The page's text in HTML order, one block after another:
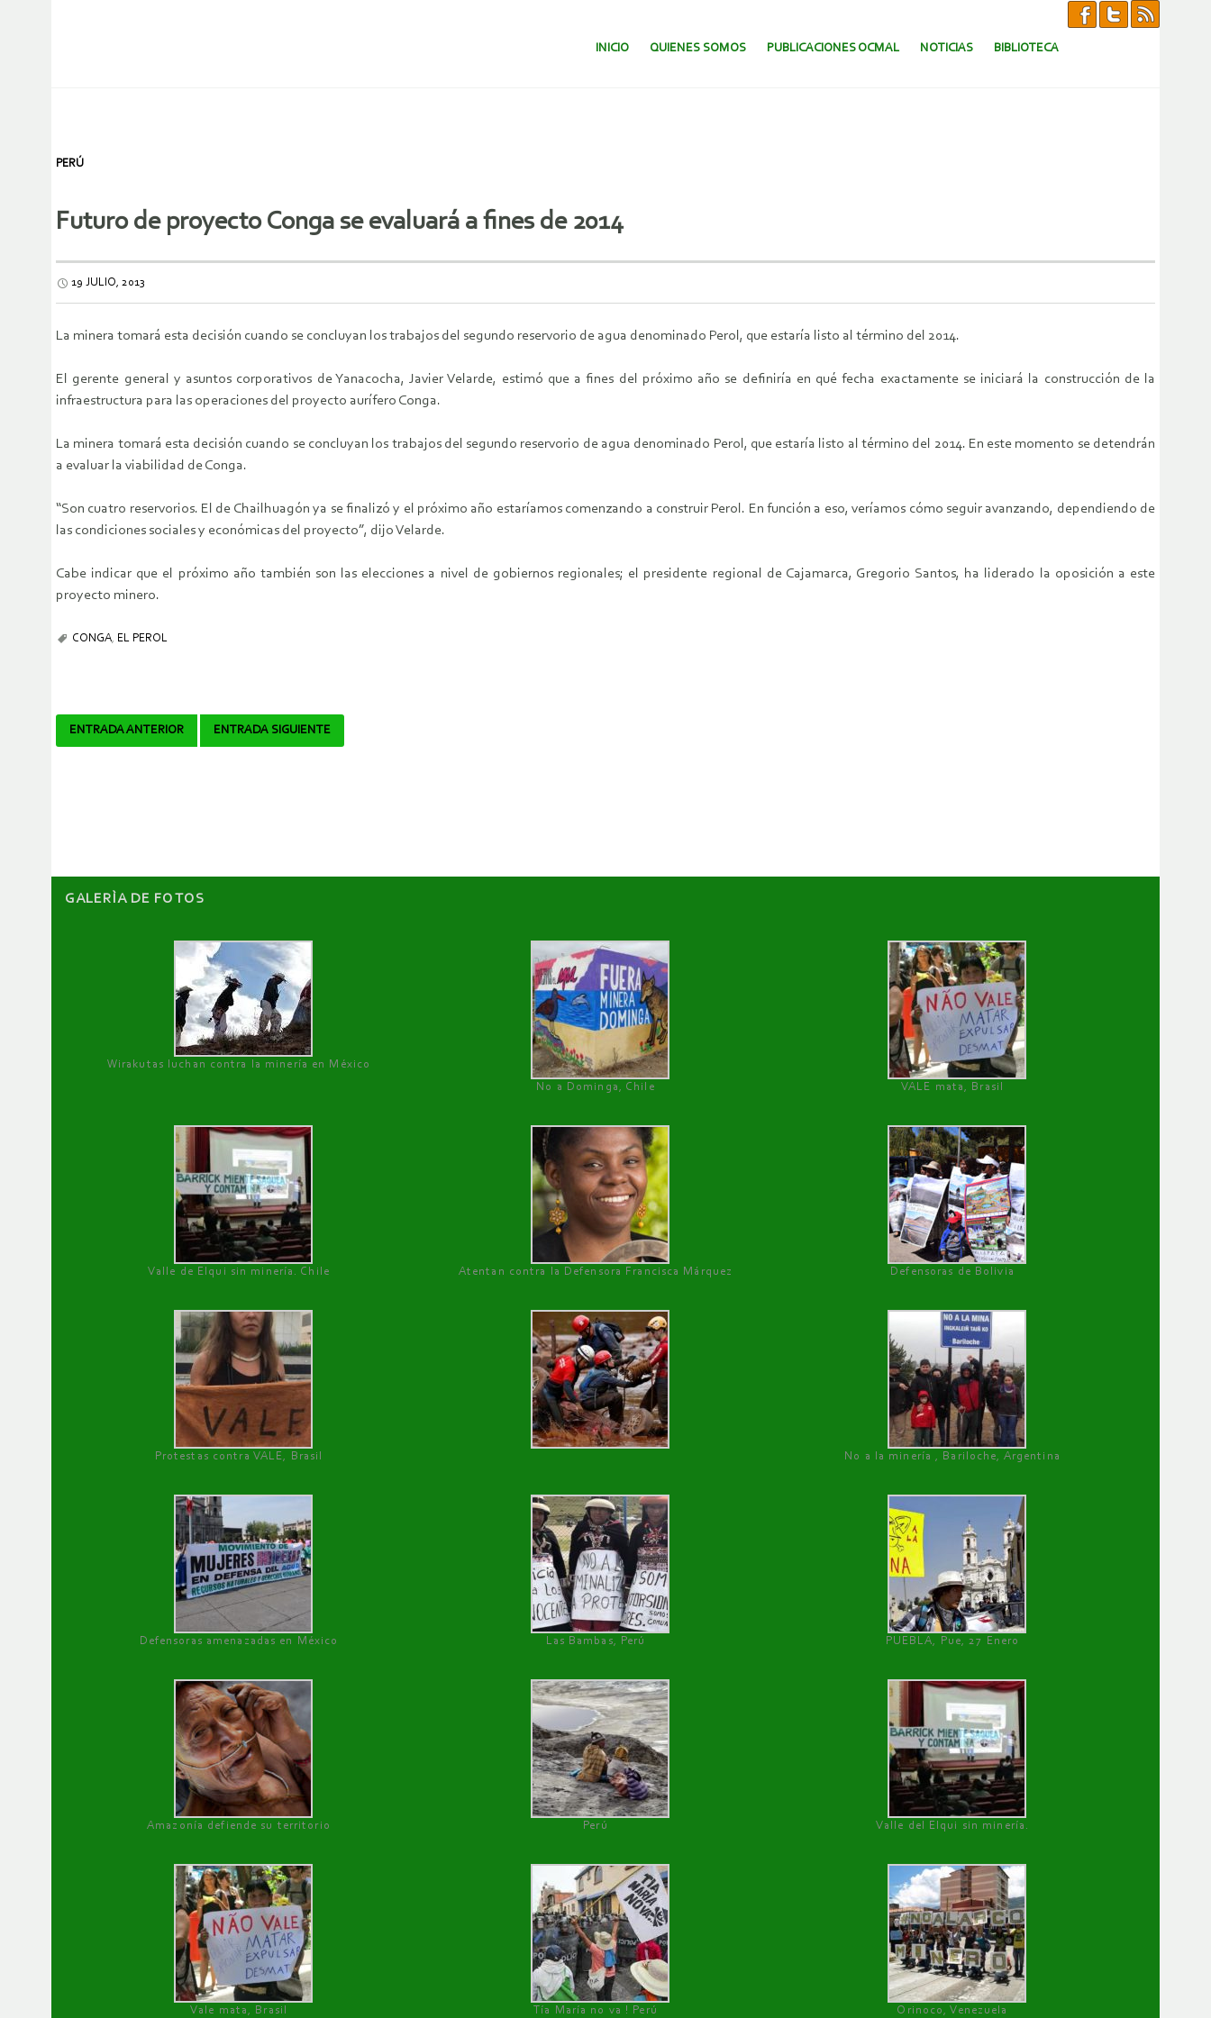
SALTAR AL CONTENIDO.
INICIO QUIENES SOMOS PUBLICACIONES OCMAL NOTICIAS BIBLIOTECA
PERÚ
Futuro de proyecto Conga se evaluará a fines de 2014
19 JULIO, 2013
La minera tomará esta decisión cuando se concluyan los trabajos del segundo reservorio de agua denominado Perol, que estaría listo al término del 2014.
El gerente general y asuntos corporativos de Yanacocha, Javier Velarde, estimó que a fines del próximo año se definiría en qué fecha exactamente se iniciará la construcción de la
infraestructura para las operaciones del proyecto aurífero Conga.
La minera tomará esta decisión cuando se concluyan los trabajos del segundo reservorio de agua denominado Perol, que estaría listo al término del 2014. En este momento se detendrán
a evaluar la viabilidad de Conga.
“Son cuatro reservorios. El de Chailhuagón ya se finalizó y el próximo año estaríamos comenzando a construir Perol. En función a eso, veríamos cómo seguir avanzando, dependiendo de
las condiciones sociales y económicas del proyecto”, dijo Velarde.
Cabe indicar que el próximo año también son las elecciones a nivel de gobiernos regionales; el presidente regional de Cajamarca, Gregorio Santos, ha liderado la oposición a este
proyecto minero.
CONGA, EL PEROL
Navegador
ENTRADA ANTERIOR ENTRADA SIGUIENTE
GALERÌA DE FOTOS
Wirakutas luchan contra la minería en México
No a Dominga, Chile
VALE mata, Brasil
Valle de Elqui sin minería. Chile Atentan contra la Defensora Francisca Márquez Defensoras de Bolivia
Protestas contra VALE, Brasil No a la minería , Bariloche, Argentina
Defensoras amenazadas en México Las Bambas, Perú PUEBLA, Pue, 27 Enero
Amazonía defiende su territorio Perú Valle del Elqui sin minería.
Vale mata, Brasil Tía María no va ! Perú Orinoco, Venezuela